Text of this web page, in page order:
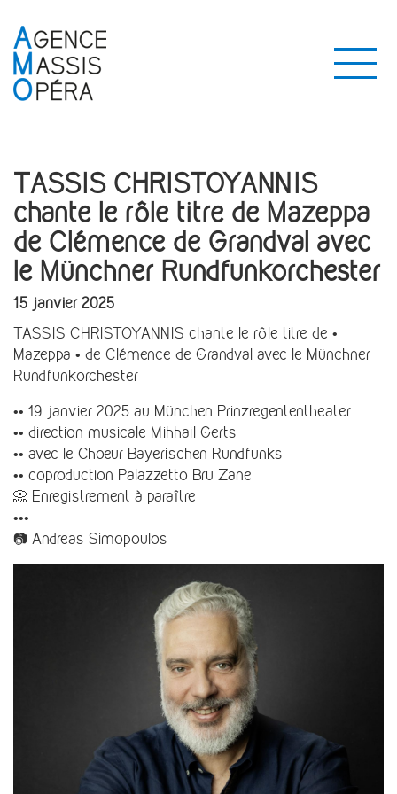
TASSIS CHRISTOYANNIS
chante le rôle titre de Mazeppa
de Clémence de Grandval avec
le Münchner Rundfunkorchester
15 janvier 2025
TASSIS CHRISTOYANNIS chante le rôle titre de •
Mazeppa • de Clémence de Grandval avec le Münchner
Rundfunkorchester
•• 19 janvier 2025 au München Prinzregententheater
•• direction musicale Mihhail Gerts
•• avec le Choeur Bayerischen Rundfunks
•• coproduction Palazzetto Bru Zane
📀 Enregistrement à paraître
•••
📷 Andreas Simopoulos